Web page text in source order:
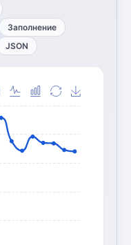
Заполнение
JSON